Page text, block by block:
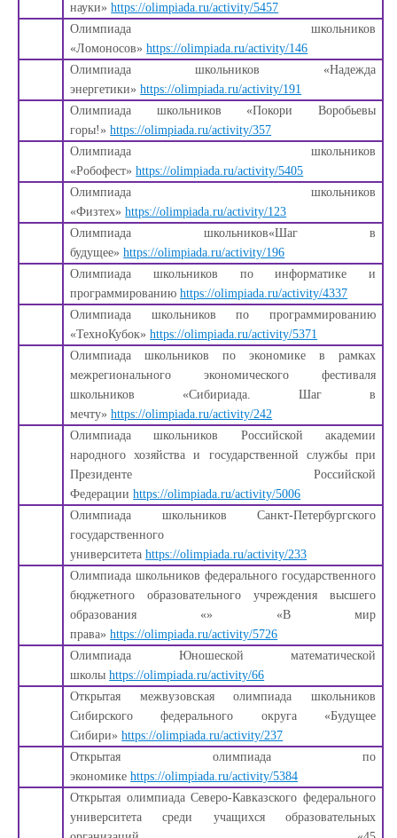
науки»https://olimpiada.ru/activity/5457
Олимпиада школьников
«Ломоносов»https://olimpiada.ru/activity/146
Олимпиада школьников «Надежда
энергетики»https://olimpiada.ru/activity/191
Олимпиада школьников «Покори Воробьевы
горы!»https://olimpiada.ru/activity/357
Олимпиада школьников
«Робофест»https://olimpiada.ru/activity/5405
Олимпиада школьников
«Физтех»https://olimpiada.ru/activity/123
Олимпиада школьников«Шаг в
будущее»https://olimpiada.ru/activity/196
Олимпиада школьников по информатике и
программированиюhttps://olimpiada.ru/activity/4337
Олимпиада школьников по программированию
«ТехноКубок»https://olimpiada.ru/activity/5371
Олимпиада школьников по экономике в рамках
межрегионального экономического фестиваля
школьников «Сибириада. Шаг в
мечту»https://olimpiada.ru/activity/242
Олимпиада школьников Российской академии
народного хозяйства и государственной службы при
Президенте Российской
Федерацииhttps://olimpiada.ru/activity/5006
Олимпиада школьников Санкт-Петербургского
государственного
университетаhttps://olimpiada.ru/activity/233
Олимпиада школьников федерального государственного
бюджетного образовательного учреждения высшего
образования «» «В мир
права»https://olimpiada.ru/activity/5726
Олимпиада Юношеской математической
школыhttps://olimpiada.ru/activity/66
Открытая межвузовская олимпиада школьников
Сибирского федерального округа «Будущее
Сибири»https://olimpiada.ru/activity/237
Открытая олимпиада по
экономикеhttps://olimpiada.ru/activity/5384
Открытая олимпиада Северо-Кавказского федерального
университета среди учащихся образовательных